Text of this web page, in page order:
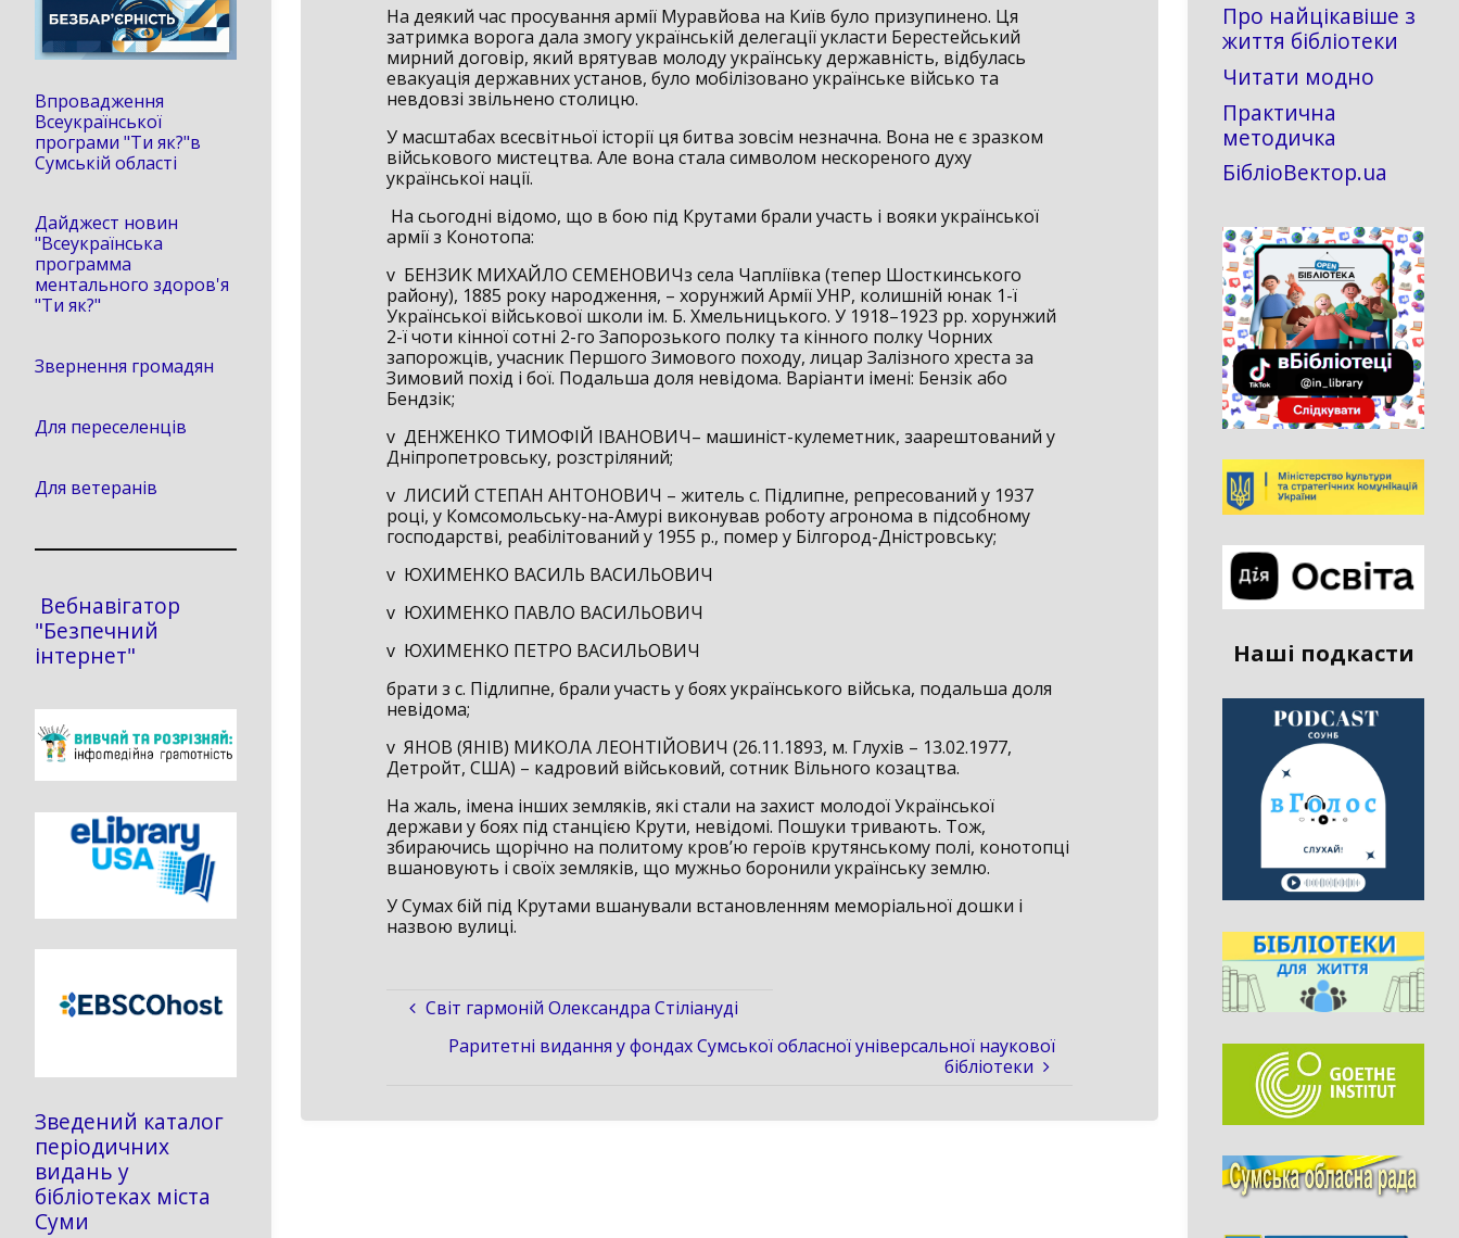
На деякий час просування армії Муравйова на Київ було призупинено. Ця
затримка ворога дала змогу українській делегації укласти Берестейський
мирний договір, який врятував молоду українську державність, відбулась
евакуація державних установ, було мобілізовано українське військо та
невдовзі звільнено столицю.
У масштабах всесвітньої історії ця битва зовсім незначна. Вона не є зразком
військового мистецтва. Але вона стала символом нескореного духу
української нації.
На сьогодні відомо, що в бою під Крутами брали участь і вояки української
армії з Конотопа:
v БЕНЗИК МИХАЙЛО СЕМЕНОВИЧз села Чапліївка (тепер Шосткинського
району), 1885 року народження, – хорунжий Армії УНР, колишній юнак 1-ї
Української військової школи ім. Б. Хмельницького. У 1918–1923 рр. хорунжий
2-ї чоти кінної сотні 2-го Запорозького полку та кінного полку Чорних
запорожців, учасник Першого Зимового походу, лицар Залізного хреста за
Зимовий похід і бої. Подальша доля невідома. Варіанти імені: Бензік або
Бендзік;
v ДЕНЖЕНКО ТИМОФІЙ ІВАНОВИЧ– машиніст-кулеметник, заарештований у
Дніпропетровську, розстріляний;
v ЛИСИЙ СТЕПАН АНТОНОВИЧ – житель с. Підлипне, репресований у 1937
році, у Комсомольську-на-Амурі виконував роботу агронома в підсобному
господарстві, реабілітований у 1955 р., помер у Білгород-Дністровську;
v ЮХИМЕНКО ВАСИЛЬ ВАСИЛЬОВИЧ
v ЮХИМЕНКО ПАВЛО ВАСИЛЬОВИЧ
v ЮХИМЕНКО ПЕТРО ВАСИЛЬОВИЧ
брати з с. Підлипне, брали участь у боях українського війська, подальша доля
невідома;
v ЯНОВ (ЯНІВ) МИКОЛА ЛЕОНТІЙОВИЧ (26.11.1893, м. Глухів – 13.02.1977,
Детройт, США) – кадровий військовий, сотник Вільного козацтва.
На жаль, імена інших земляків, які стали на захист молодої Української
держави у боях під станцією Крути, невідомі. Пошуки тривають. Тож,
збираючись щорічно на политому кров’ю героїв крутянському полі, конотопці
вшановують і своїх земляків, що мужньо боронили українську землю.
У Сумах бій під Крутами вшанували встановленням меморіальної дошки і
назвою вулиці.
Світ гармоній Олександра Стіліануді
Раритетні видання у фондах Сумської обласної універсальної наукової
бібліотеки
Впровадження
Всеукраїнської
програми "Ти як?"в
Сумській області
Дайджест новин
"Всеукраїнська
программа
ментального здоров'я
"Ти як?"
Звернення громадян
Для переселенців
Для ветеранів
Вебнавігатор
"Безпечний
інтернет"
Зведений каталог
періодичних
видань у
бібліотеках міста
Суми
Про найцікавіше з
життя бібліотеки
Читати модно
Практична
методичка
БібліоВектор.ua
Наші подкасти